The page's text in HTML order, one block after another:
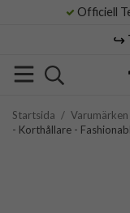
Officiell
↪️
Startsida / Varumärken
- Korthållare -